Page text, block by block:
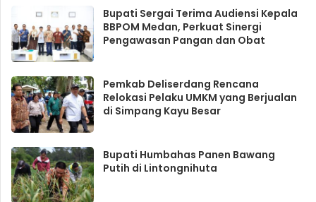
Bupati Sergai Terima Audiensi Kepala
BBPOM Medan, Perkuat Sinergi
Pengawasan Pangan dan Obat
Pemkab Deliserdang Rencana
Relokasi Pelaku UMKM yang Berjualan
di Simpang Kayu Besar
Bupati Humbahas Panen Bawang
Putih di Lintongnihuta